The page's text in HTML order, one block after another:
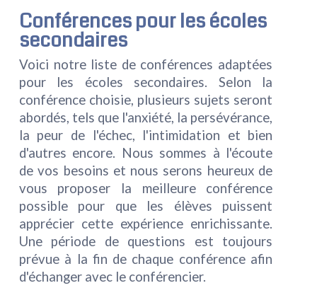
Conférences pour les écoles
secondaires
Voici notre liste de conférences adaptées
pour les écoles secondaires. Selon la
conférence choisie, plusieurs sujets seront
abordés, tels que l'anxiété, la persévérance,
la peur de l'échec, l'intimidation et bien
d'autres encore. Nous sommes à l'écoute
de vos besoins et nous serons heureux de
vous proposer la meilleure conférence
possible pour que les élèves puissent
apprécier cette expérience enrichissante.
Une période de questions est toujours
prévue à la fin de chaque conférence afin
d'échanger avec le conférencier.